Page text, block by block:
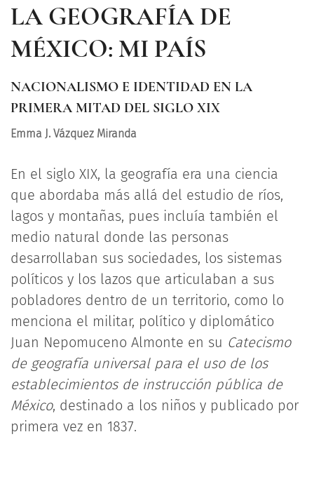
LA GEOGRAFÍA DE
MÉXICO: MI PAÍS
NACIONALISMO E IDENTIDAD EN LA
PRIMERA MITAD DEL SIGLO XIX
Emma J. Vázquez Miranda
En el siglo XIX, la geografía era una ciencia
que abordaba más allá del estudio de ríos,
lagos y montañas, pues incluía también el
medio natural donde las personas
desarrollaban sus sociedades, los sistemas
políticos y los lazos que articulaban a sus
pobladores dentro de un territorio, como lo
menciona el militar, político y diplomático
Juan Nepomuceno Almonte en su Catecismo
de geografía universal para el uso de los
establecimientos de instrucción pública de
México, destinado a los niños y publicado por
primera vez en 1837.